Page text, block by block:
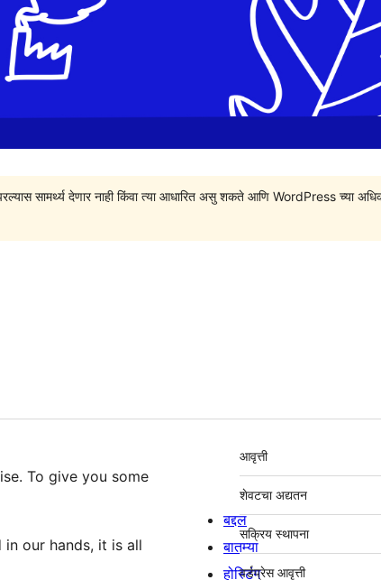
सामर्थ्य देणार नाही किंवा त्या आधारित असु शकते आणि WordPress च्या
To give you some
our hands, it is all
मेटा
आवृत्ती
शेवटचा अद्यतन
सक्रिय स्थापना
वर्डप्रेस आवृत्ती
बद्दल
बातम्या
होस्टिंग